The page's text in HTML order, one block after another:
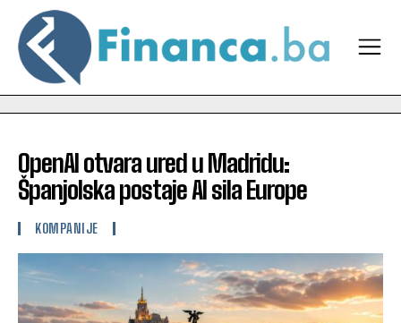
OpenAI otvara ured u Madridu:
Španjolska postaje AI sila Europe
KOMPANIJE